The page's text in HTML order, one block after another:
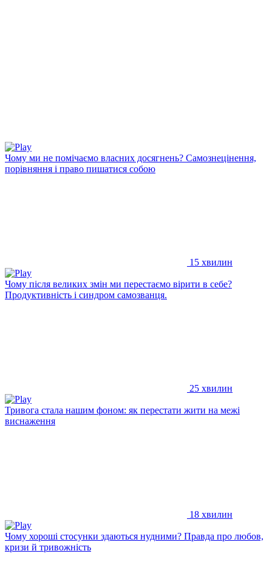
Чому ми не помічаємо власних досягнень? Самознецінення,
порівняння і право пишатися собою
15 хвилин
Чому після великих змін ми перестаємо вірити в себе?
Продуктивність і синдром самозванця.
25 хвилин
Тривога стала нашим фоном: як перестати жити на межі
виснаження
18 хвилин
Чому хороші стосунки здаються нудними? Правда про любов,
кризи й тривожність